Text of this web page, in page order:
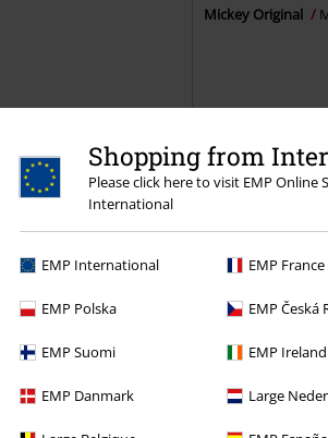
Shopping from
Please click here to visit EMP
International
EMP International EMP France
EMP Polska EMP Česká
EMP Suomi EMP Ireland
EMP Danmark Large
Mickey Original
Unna dig en 30-dagars